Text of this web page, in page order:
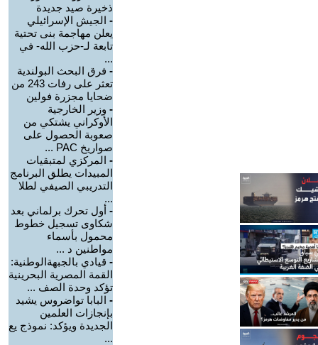
ذخيرة صيد جديدة
- الجيش الإسرائيلي
يعلن مهاجمة بنى تحتية
تابعة لـ-حزب الله- في
...
- فرق البحث البولندية
تعثر على رفات 243 من
ضحايا مجزرة فولين
- وزير الخارجية
الأوكراني يشتكي من
صعوبة الحصول على
صواريخ PAC ...
- المركزي لمتبقيات
المبيدات يطلق البرنامج
التدريبي الصيفي لطلا
...
- أول تحرك برلماني بعد
شكاوى تسجيل خطوط
محمول بأسماء
مواطنين د ...
- قيادي بالجبهةالوطنية:
القمة المصرية البحرينية
تؤكد وحدة الصف ...
- البابا تواضروس يشيد
بإنجازات العلمين
الجديدة ويؤكد: نموذج يع
...